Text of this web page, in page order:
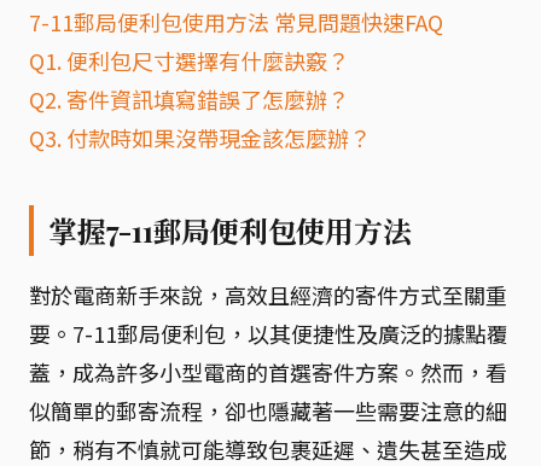
7-11郵局便利包使用方法 常見問題快速FAQ
Q1. 便利包尺寸選擇有什麼訣竅？
Q2. 寄件資訊填寫錯誤了怎麼辦？
Q3. 付款時如果沒帶現金該怎麼辦？
掌握7-11郵局便利包使用方法
對於電商新手來說，高效且經濟的寄件方式至關重
要。7-11郵局便利包，以其便捷性及廣泛的據點覆
蓋，成為許多小型電商的首選寄件方案。然而，看
似簡單的郵寄流程，卻也隱藏著一些需要注意的細
節，稍有不慎就可能導致包裹延遲、遺失甚至造成